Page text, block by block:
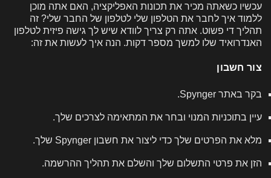
עכשיו כשאתה מכיר את תכונות האפליקציה, האם אתה מוכן
ללמוד איך לחבר את הטלפון שלי לטלפון של החבר שלי? זה
תהליך די פשוט. אתה רק צריך לוודא שיש לך גישה פיזית לטלפון
האנדרואיד שלו למשך מספר דקות. הנה איך לעשות את זה:
צור חשבון
בקר באתר Spynger.
עיין בתוכניות המנוי ובחר את המתאימה לצרכים שלך.
מלא את הפרטים שלך כדי ליצור את חשבון Spynger שלך.
הזן את פרטי התשלום שלך והשלם את תהליך ההרשמה.